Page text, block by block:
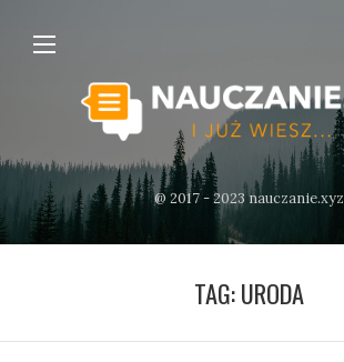
@ 2017 - 2023 nauczanie.xyz
TAG:URODA